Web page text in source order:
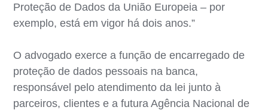
Proteção de Dados da União Europeia – por
exemplo, está em vigor há dois anos.”
O advogado exerce a função de encarregado de
proteção de dados pessoais na banca,
responsável pelo atendimento da lei junto à
parceiros, clientes e a futura Agência Nacional de